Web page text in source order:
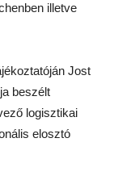
illetve
Jost
beszélt
logisztikai
elosztó